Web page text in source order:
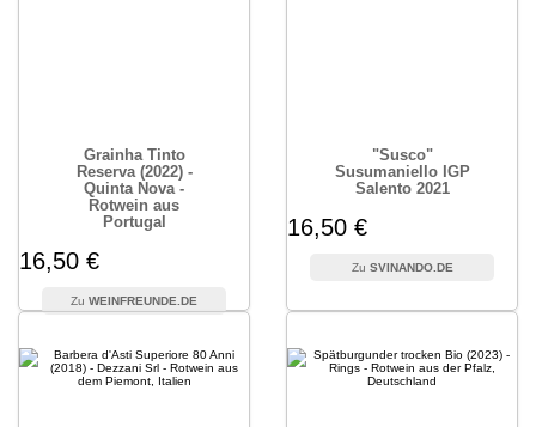
Grainha Tinto
Reserva (2022) -
Quinta Nova -
Rotwein aus
Portugal
16,50 €
WEINFREUNDE.DE
"Susco"
Susumaniello IGP
Salento 2021
16,50 €
SVINANDO.DE